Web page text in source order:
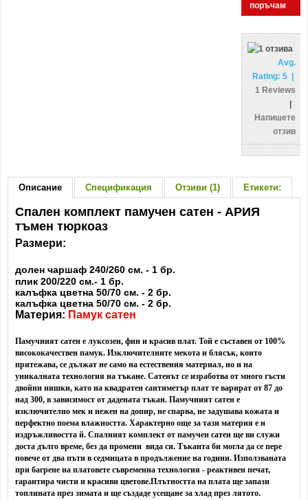
поръчам
Avg.
Rating: 5 |
1 Reviews
|
Напишете
отзив
Описание Спецификация Отзиви (1) Етикети:
Спален комплект памучен сатен - АРИЯ
тъмен тюркоаз
Размери:
долен чаршаф 240/260 см. - 1 бр.
плик 200/220 см.- 1 бр.
калъфка цветна 50/70 см. - 2 бр.
калъфка цветна 50/70 см. - 2 бр.
Материя: Памук сатен
Памучният сатен е луксозен, фин и красив плат. Той е съставен от 100%
висококачествен памук. Изключителните мекота и блясък, които
притежава, се дължат не само на естествения материал, но и на
уникалната технология на тъкане. Сатенът се изработва от много гъсти
двойни нишки, като на квадратен сантиметър плат те варират от 87 до
над 300, в зависимост от дадената тъкан. Памучният сатен е
изключително мек и нежен на допир, не спарва, не задушава кожата и
перфектно поема влажността. Характерно още за тази материя е и
издръжливостта й. Спалният комплект от памучен сатен ще ви служи
доста дълго време, без да промени вида си. Тъканта би могла да се пере
повече от два пъти в седмицата в продължение на години. Използваната
при багрене на платовете съвременна технология - реактивен печат,
гарантира чисти и красиви цветове.Плътността на плата ще запази
топлината през зимата и ще създаде усещане за хлад през лятото.